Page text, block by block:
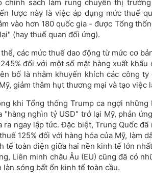
chính sách làm rung chuyển thị
lược này là việc áp dụng mức thuế
vào hơn 180 quốc gia - được Tổng
(hay thuế quan đối ứng).
các mức thuế dao động từ mức cơ
đối với một số mặt hàng xuất
bố là nhằm khuyến khích các công
giảm thâm hụt thương mại và tạo việc
khi Tổng thống Trump ca ngợi
"hàng nghìn tỷ USD" trở lại Mỹ, phản
ra ngay lập tức. Đặc biệt, Trung Quốc
125% đối với hàng hóa của Mỹ, làm
tế toàn diện giữa hai nền kinh tế lớn
Liên minh châu Âu (EU) cũng đã có
làn sóng bất ổn kinh tế toàn cầu.